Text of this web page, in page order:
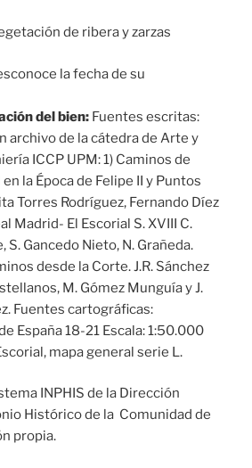
de ribera y zarzas
la fecha de su
del bien: Fuentes escritas:
archivo de la cátedra de Arte y
ICCP UPM: 1) Caminos de
la Época de Felipe II y Puntos
Torres Rodríguez, Fernando Díez
Madrid- El Escorial S. XVIII C.
S. Gancedo Nieto, N. Grañeda.
desde la Corte. J.R. Sánchez
M. Gómez Munguía y J.
Fuentes cartográficas:
España 18-21 Escala: 1:50.000
mapa general serie L.
INPHIS de la Dirección
Histórico de la Comunidad de
propia.